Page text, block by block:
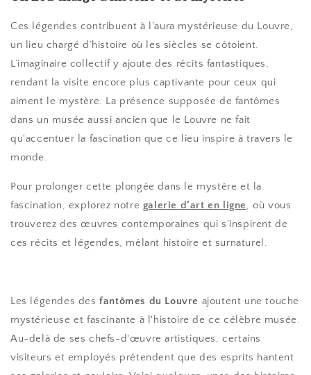
Ces légendes contribuent à l’aura mystérieuse du Louvre,
un lieu chargé d’histoire où les siècles se côtoient.
L’imaginaire collectif y ajoute des récits fantastiques,
rendant la visite encore plus captivante pour ceux qui
aiment le mystère. La présence supposée de fantômes
dans un musée aussi ancien que le Louvre ne fait
qu'accentuer la fascination que ce lieu inspire à travers le
monde.
Pour prolonger cette plongée dans le mystère et la
fascination, explorez notre galerie d’art en ligne, où vous
trouverez des œuvres contemporaines qui s’inspirent de
ces récits et légendes, mêlant histoire et surnaturel.
Les légendes desfantômes du Louvre ajoutent une touche
mystérieuse et fascinante à l'histoire de ce célèbre musée.
Au-delà de ses chefs-d'œuvre artistiques, certains
visiteurs et employés prétendent que des esprits hantent